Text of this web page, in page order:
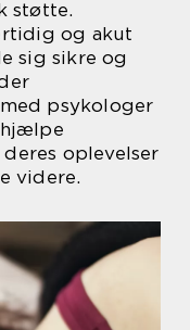
støtte.
og akut
sig sikre og
psykologer
hjælpe
oplevelser
videre.